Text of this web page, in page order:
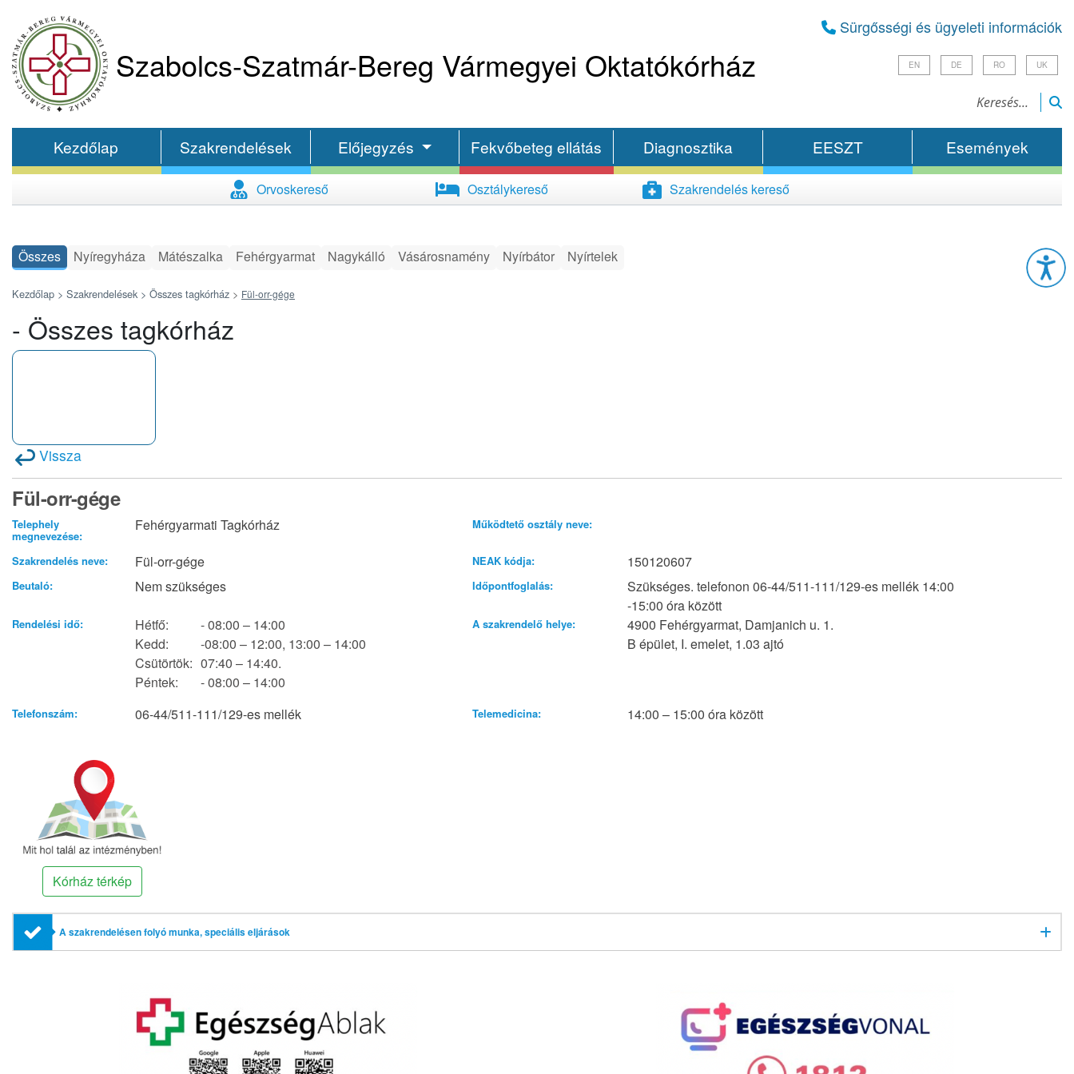
Szabolcs-Szatmár-Bereg Vármegyei Oktatókórház
Sürgősségi és ügyeleti információk
EN DE RO UK
Kezdőlap Szakrendelések Előjegyzés Fekvőbeteg ellátás Diagnosztika EESZT Események
Orvoskereső Osztálykereső Szakrendelés kereső
Összes Nyíregyháza Mátészalka Fehérgyarmat Nagykálló Vásárosnamény Nyírbátor Nyírtelek
Kezdőlap > Szakrendelések > Összes tagkórház > Fül-orr-gége
- Összes tagkórház
Vissza
Fül-orr-gége
Telephely
megnevezése:
Fehérgyarmati Tagkórház Működtető osztály neve:
Szakrendelés neve: Fül-orr-gége NEAK kódja: 150120607
Beutaló: Nem szükséges Időpontfoglalás:
Szükséges. telefonon 06-44/511-111/129-es mellék 14:00
-15:00 óra között
Rendelési idő: Hétfő:
- 08:00 – 14:00
Kedd:
-08:00 – 12:00, 13:00 – 14:00
Csütörtök: 07:40 – 14:40.
Péntek:
- 08:00 – 14:00
A szakrendelő helye:
4900 Fehérgyarmat, Damjanich u. 1.
B épület, I. emelet, 1.03 ajtó
Telefonszám: 06-44/511-111/129-es mellék Telemedicina: 14:00 – 15:00 óra között
Kórház térkép
A szakrendelésen folyó munka, speciális eljárások